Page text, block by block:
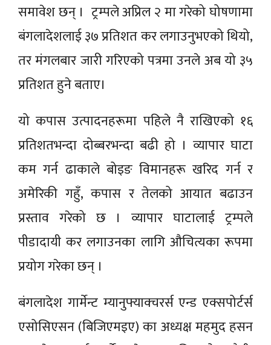
समावेश छन् । ट्रम्पले अप्रिल २ मा गरेको घोषणामा
बंगलादेशलाई ३७ प्रतिशत कर लगाउनुभएको थियो,
तर मंगलबार जारी गरिएको पत्रमा उनले अब यो ३५
प्रतिशत हुने बताए।
यो कपास उत्पादनहरूमा पहिले नै राखिएको १६
प्रतिशतभन्दा दोब्बरभन्दा बढी हो । व्यापार घाटा
कम गर्न ढाकाले बोइङ विमानहरू खरिद गर्न र
अमेरिकी गहुँ, कपास र तेलको आयात बढाउन
प्रस्ताव गरेको छ । व्यापार घाटालाई ट्रम्पले
पीडादायी कर लगाउनका लागि औचित्यका रूपमा
प्रयोग गरेका छन् ।
बंगलादेश गार्मेन्ट म्यानुफ्याक्चरर्स एन्ड एक्सपोर्टर्स
एसोसिएसन (बिजिएमइए) का अध्यक्ष महमुद हसन